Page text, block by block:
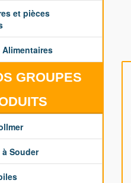
et pièces
Alimentaires
GROUPES
Souder